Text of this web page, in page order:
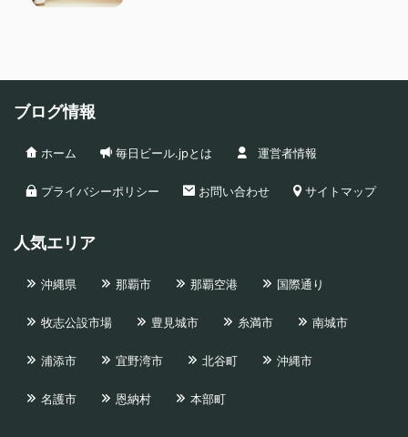
ブログ情報
ホーム 毎日ビール.jpとは 運営者情報
プライバシーポリシー お問い合わせ サイトマップ
人気エリア
沖縄県 那覇市 那覇空港 国際通り
牧志公設市場 豊見城市 糸満市 南城市
浦添市 宜野湾市 北谷町 沖縄市
名護市 恩納村 本部町